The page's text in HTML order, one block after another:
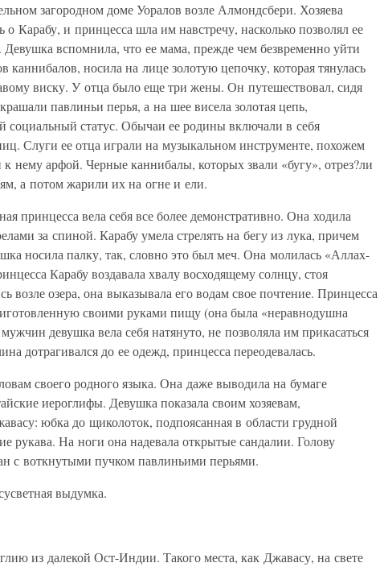
загородном доме Уоралов возле Алмондсбери. Хозяева
о Карабу, и принцесса шла им навстречу, насколько позволял ее
вспомнила, что ее мама, прежде чем безвременно уйти
носила на лице золотую цепочку, которая тянулась
виску. У отца было еще три жены. Он путешествовал, сидя
павлиньи перья, а на шее висела золотая цепь,
социальный статус. Обычаи ее родины включали в себя
Слуги ее отца играли на музыкальном инструменте, похожем
нему арфой. Черные каннибалы, которых звали «бугу», отрез?ли
а потом жарили их на огне и ели.
принцесса вела себя все более демонстративно. Она ходила
за спиной. Карабу умела стрелять на бегу из лука, причем
носила палку, так, словно это был меч. Она молилась «Аллах-
Карабу воздавала хвалу восходящему солнцу, стоя
возле озера, она выказывала его водам свое почтение. Принцесса
своими руками пищу (она была «неравнодушна
девушка вела себя натянуто, не позволяла им прикасаться
дотрагивался до ее одежд, принцесса переодевалась.
своего родного языка. Она даже выводила на бумаге
иероглифы. Девушка показала своим хозяевам,
юбка до щиколоток, подпоясанная в области грудной
рукава. На ноги она надевала открытые сандалии. Голову
с воткнутыми пучком павлиньими перьями.
выдумка.
из далекой Ост-Индии. Такого места, как Джавасу, на свете